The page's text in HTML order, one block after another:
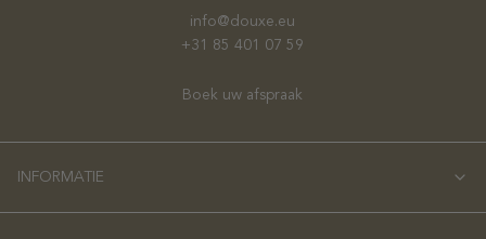
info@douxe.eu
+31 85 401 07 59
Boek uw afspraak
INFORMATIE